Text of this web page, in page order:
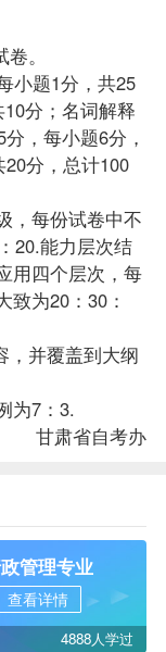
。
题1分，共25
分；名词解释
，每小题6分，
分，总计100
每份试卷中不
20.能力层次结
用四个层次，每
为20：30：
并覆盖到大纲
为7：3.
甘肃省自考办
管理专业
查看详情
4888人学过